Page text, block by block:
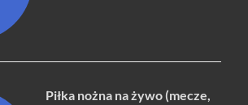
Piłka nożna na żywo (mecze,